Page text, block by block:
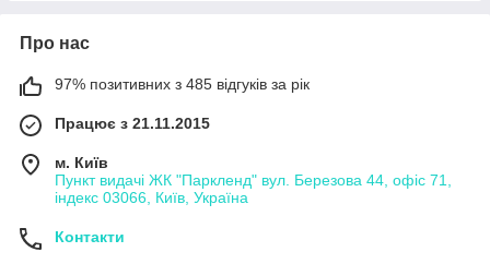
Про нас
97% позитивних з 485 відгуків за рік
Працює з 21.11.2015
м. Київ
Пункт видачі ЖК "Паркленд" вул. Березова 44, офіс 71,
індекс 03066, Київ, Україна
Контакти